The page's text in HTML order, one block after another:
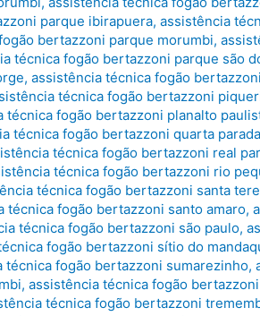
parque ibirapuera, assistência
bertazzoni parque morumbi,
técnica fogão bertazzoni parque são
, assistência técnica fogão
técnica fogão bertazzoni
técnica fogão bertazzoni planalto
técnica fogão bertazzoni quarta parada
técnica fogão bertazzoni real
técnica fogão bertazzoni rio
técnica fogão bertazzoni santa
técnica fogão bertazzoni santo amaro,
técnica fogão bertazzoni são paulo,
fogão bertazzoni sítio do
técnica fogão bertazzoni sumarezinho,
, assistência técnica fogão
técnica fogão bertazzoni